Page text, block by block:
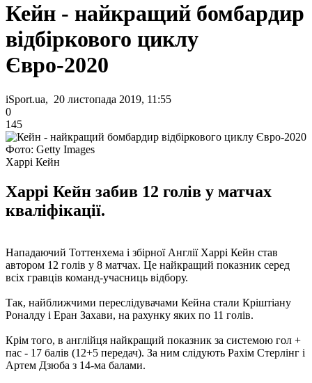
Кейн - найкращий бомбардир
відбіркового циклу
Євро-2020
iSport.ua, 20 листопада 2019, 11:55
0
145
Фото: Getty Images
Харрі Кейн
Харрі Кейн забив 12 голів у матчах
кваліфікації.
Нападаючий Тоттенхема і збірної Англії Харрі Кейн став
автором 12 голів у 8 матчах. Це найкращий показник серед
всіх гравців команд-учасниць відбору.
Так, найближчими переслідувачами Кейна стали Кріштіану
Роналду і Еран Захави, на рахунку яких по 11 голів.
Крім того, в англійця найкращий показник за системою гол +
пас - 17 балів (12+5 передач). За ним слідують Рахім Стерлінг і
Артем Дзюба з 14-ма балами.